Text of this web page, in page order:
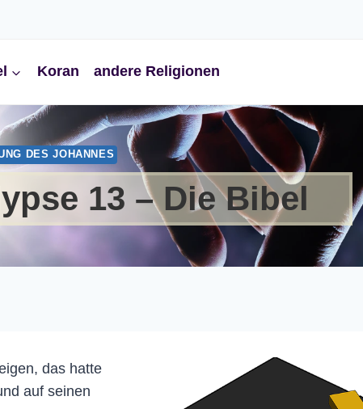
Koran andere Religionen
DES JOHANNES
13 – Die Bibel
das hatte
auf seinen